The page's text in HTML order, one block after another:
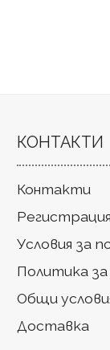
КОНТАКТИ
Контакти
Регистрация
Условия за
Политика
Общи
Доставка